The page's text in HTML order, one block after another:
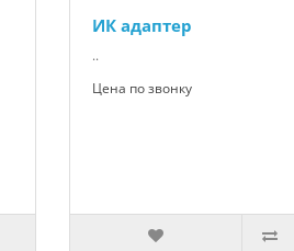
ИК адаптер
..
Цена по звонку